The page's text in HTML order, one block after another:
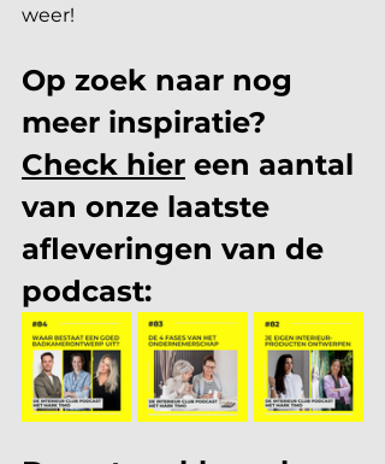
weer!
Op zoek naar nog
meer inspiratie?
Check hier een aantal
van onze laatste
afleveringen van de
podcast: